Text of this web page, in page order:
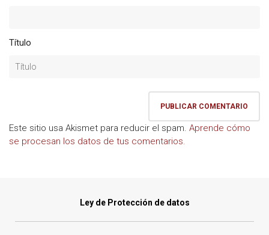
Título
Este sitio usa Akismet para reducir el spam. Aprende cómo
se procesan los datos de tus comentarios.
Ley de Protección de datos